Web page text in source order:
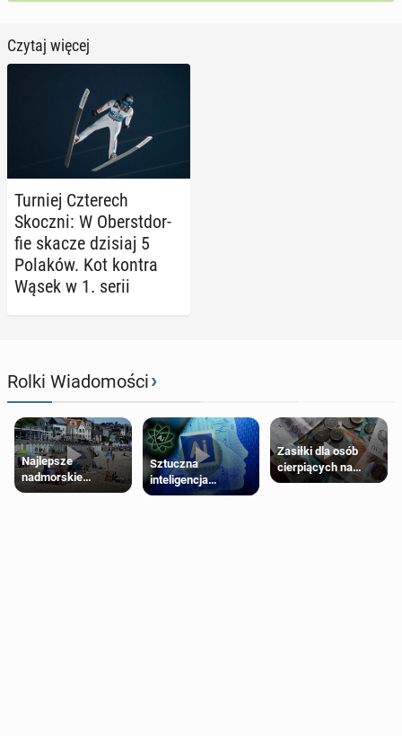
Czytaj więcej
Turniej Czte­rech
Skoczni: W Obe­rst­dor­
fie skacze dzisiaj 5
Polaków. Kot kontra
Wąsek w 1. serii
Rolki Wiadomości›
Najlepsze
nadmorskie
miasteczko blisko
Sztuczna
inteligencja
próbowała oszukać
Zasiłki dla osób
cierpiących na
schorzenia